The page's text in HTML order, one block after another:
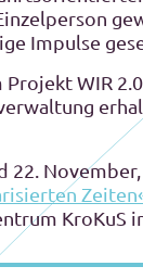
Impulse
WIR 2.0
22.
KroKuS